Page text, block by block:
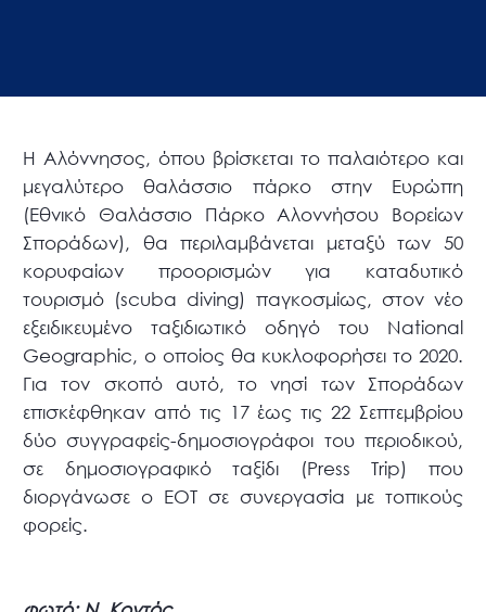
Η Αλόννησος, όπου βρίσκεται το παλαιότερο και
μεγαλύτερο θαλάσσιο πάρκο στην Ευρώπη
(Εθνικό Θαλάσσιο Πάρκο Αλοννήσου Βορείων
Σποράδων), θα περιλαμβάνεται μεταξύ των 50
κορυφαίων προορισμών για καταδυτικό
τουρισμό (scuba diving) παγκοσμίως, στον νέο
εξειδικευμένο ταξιδιωτικό οδηγό του National
Geographic, ο οποίος θα κυκλοφορήσει το 2020.
Για τον σκοπό αυτό, το νησί των Σποράδων
επισκέφθηκαν από τις 17 έως τις 22 Σεπτεμβρίου
δύο συγγραφείς-δημοσιογράφοι του περιοδικού,
σε δημοσιογραφικό ταξίδι (Press Trip) που
διοργάνωσε ο ΕΟΤ σε συνεργασία με τοπικούς
φορείς.